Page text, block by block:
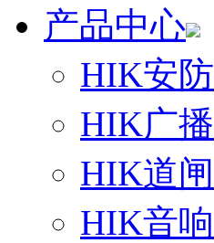
产品中心
HIK安防
HIK广播
HIK道闸
HIK音响